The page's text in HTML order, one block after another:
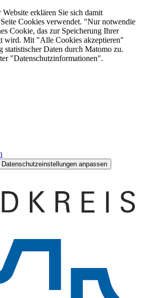
erklären Sie sich damit
Seite Cookies verwendet. "Nur notwendie
Cookie, das zur Speicherung Ihrer
wird. Mit "Alle Cookies akzeptieren"
statistischer Daten durch Matomo zu.
"Datenschutzinformationen".
Datenschutzeinstellungen anpassen